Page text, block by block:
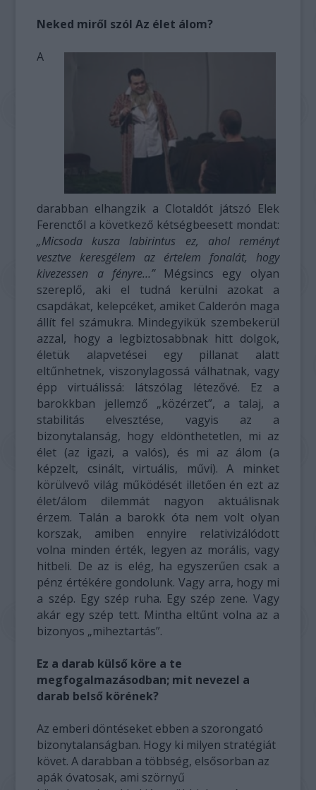
Neked miről szól Az élet álom?
A
darabban elhangzik a Clotaldót játszó Elek
Ferenctől a következő kétségbeesett mondat:
„Micsoda kusza labirintus ez, ahol reményt
vesztve keresgélem az értelem fonalát, hogy
kivezessen a fényre…” Mégsincs egy olyan
szereplő, aki el tudná kerülni azokat a
csapdákat, kelepcéket, amiket Calderón maga
állít fel számukra. Mindegyikük szembekerül
azzal, hogy a legbiztosabbnak hitt dolgok,
életük alapvetései egy pillanat alatt
eltűnhetnek, viszonylagossá válhatnak, vagy
épp virtuálissá: látszólag létezővé. Ez a
barokkban jellemző „közérzet”, a talaj, a
stabilitás elvesztése, vagyis az a
bizonytalanság, hogy eldönthetetlen, mi az
élet (az igazi, a valós), és mi az álom (a
képzelt, csinált, virtuális, művi). A minket
körülvevő világ működését illetően én ezt az
élet/álom dilemmát nagyon aktuálisnak
érzem. Talán a barokk óta nem volt olyan
korszak, amiben ennyire relativizálódott
volna minden érték, legyen az morális, vagy
hitbeli. De az is elég, ha egyszerűen csak a
pénz értékére gondolunk. Vagy arra, hogy mi
a szép. Egy szép ruha. Egy szép zene. Vagy
akár egy szép tett. Mintha eltűnt volna az a
bizonyos „miheztartás”.
Ez a darab külső köre a te
megfogalmazásodban; mit nevezel a
darab belső körének?
Az emberi döntéseket ebben a szorongató
bizonytalanságban. Hogy ki milyen stratégiát
követ. A darabban a többség, elsősorban az
apák óvatosak, ami szörnyű